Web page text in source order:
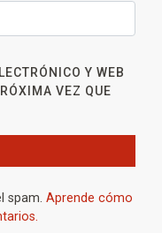
Y WEB
VEZ QUE
spam. Aprende cómo